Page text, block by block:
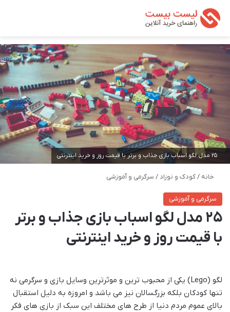
خانه /کودک و نوزاد / سرگرمی و آموزشی
سرگرمی و آموزشی
25 مدل لگو اسباب بازی جذاب و برتر
با قیمت روز و خرید اینترنتی
لگو (Lego) یکی از محبوب ترین و موثرترین وسایل بازی و سرگرمی نه
تنها کودکان بلکه بزرگسالان نیز می باشد و امروزه به دلیل استقبال
بالای عموم مردم دنیا از طرح های مختلف این سبک از بازی های فکر